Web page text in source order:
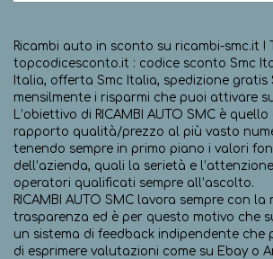
Ricambi auto in sconto su ricambi-smc.it !
topcodicesconto.it : codice sconto Smc
Italia, offerta Smc Italia, spedizione gratis
mensilmente i risparmi che puoi attivare
L’obiettivo di RICAMBI AUTO SMC è
rapporto qualità/prezzo al più vasto
tenendo sempre in primo piano i valori
dell’azienda, quali la serietà e
operatori qualificati sempre all’ascolto.
RICAMBI AUTO SMC lavora sempre con la
trasparenza ed è per questo motivo che
un sistema di feedback indipendente che
di esprimere valutazioni come su Ebay o